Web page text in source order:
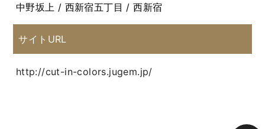
中野坂上 / 西新宿五丁目 / 西新宿
サイトURL
http://cut-in-colors.jugem.jp/